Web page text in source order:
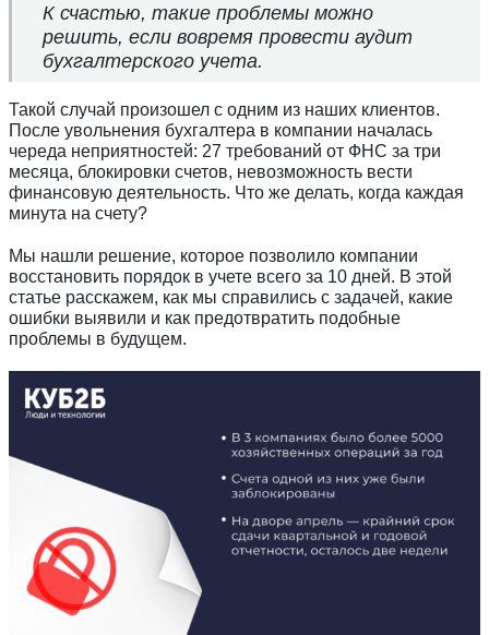
К счастью, такие проблемы можно
решить, если вовремя провести аудит
бухгалтерского учета.
Такой случай произошел с одним из наших клиентов.
После увольнения бухгалтера в компании началась
череда неприятностей: 27 требований от ФНС за три
месяца, блокировки счетов, невозможность вести
финансовую деятельность. Что же делать, когда каждая
минута на счету?
Мы нашли решение, которое позволило компании
восстановить порядок в учете всего за 10 дней. В этой
статье расскажем, как мы справились с задачей, какие
ошибки выявили и как предотвратить подобные
проблемы в будущем.